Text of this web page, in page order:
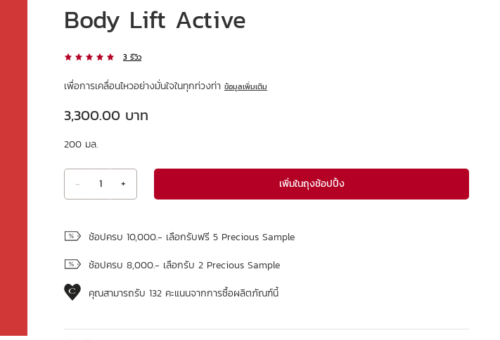
Body Lift Active
3 รีวิว
เพื่อการเคลื่อนไหวอย่างมั่นใจในทุกท่วงท่า ข้อมูลเพิ่มเติม
ราคาปัจจุบัน 3,300.00 บาท
3,300.00 บาท
200 มล.
- 1 + เพิ่มในถุงช้อปปิ้ง
ช้อปครบ 10,000.- เลือกรับฟรี 5 Precious Sample
ช้อปครบ 8,000.- เลือกรับ 2 Precious Sample
คุณสามารถรับ 132 คะแนนจากการซื้อผลิตภัณฑ์นี้